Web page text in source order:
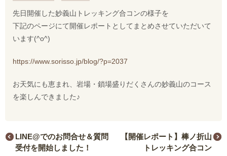
先日開催した妙義山トレッキング合コンの様子を
下記のページにて開催レポートとしてまとめさせていただいて
います(^o^)
https://www.sorisso.jp/blog/?p=2037
お天気にも恵まれ、岩場・鎖場盛りだくさんの妙義山のコース
を楽しんできました♪
LINE@でのお問合せ＆質問
受付を開始しました！
【開催レポート】棒ノ折山
トレッキング合コン